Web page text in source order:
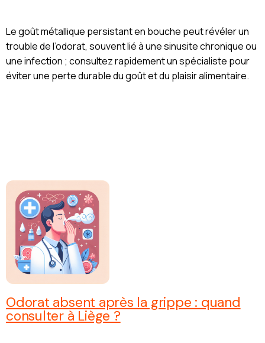
Le goût métallique persistant en bouche peut révéler un
trouble de l’odorat, souvent lié à une sinusite chronique ou
une infection ; consultez rapidement un spécialiste pour
éviter une perte durable du goût et du plaisir alimentaire.
Odorat absent après la grippe : quand
consulter à Liège ?